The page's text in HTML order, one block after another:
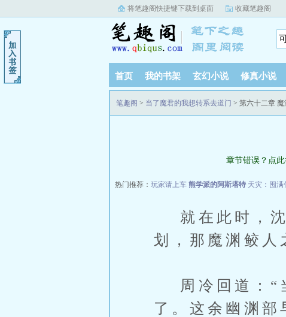
将笔趣阁快捷键下载到桌面 收藏笔趣阁
首页 我的书架 玄幻小说 修真小说
笔趣阁 > 当了魔君的我想转系去道门 > 第六十二章
章节错误？点此
热门推荐： 玩家请上车 熊学派的阿斯塔特 天灾：囤满
就在此时，沈
划，那魔渊鲛人
周冷回道：“
了。这余幽渊部